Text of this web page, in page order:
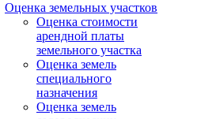
Оценка земельных участков
Оценка стоимости
арендной платы
земельного участка
Оценка земель
специального
назначения
Оценка земель